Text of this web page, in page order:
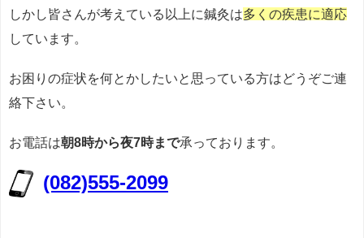
しかし皆さんが考えている以上に鍼灸は多くの疾患に適応
しています。
お困りの症状を何とかしたいと思っている方はどうぞご連
絡下さい。
お電話は朝8時から夜7時まで承っております。
(082)555-2099